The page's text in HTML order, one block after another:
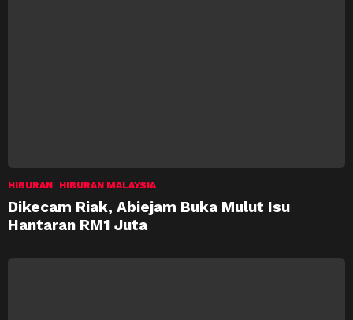
HIBURAN HIBURAN MALAYSIA
Dikecam Riak, Abiejam Buka Mulut Isu
Hantaran RM1 Juta